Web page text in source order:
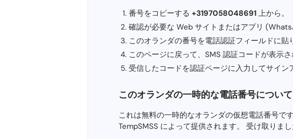
番号をコピーする +3197058048691 上から。
確認が必要な Web サイトまたはアプリ
このオランダの番号を電話認証フィールドに貼
このページに戻って、SMS 認証コードが表示さ
受信したコードを認証ページに入力してサイン
このオランダの一時的な電話番号について
これは無料の一時的なオランダの仮想電話番号で
TempSMSS によって提供されます。 受け取りまし